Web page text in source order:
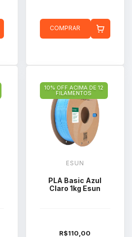
COMPRAR
10% OFF ACIMA DE 12
FILAMENTOS
ESUN
PLA Basic Azul
Claro 1kg Esun
R$110,00